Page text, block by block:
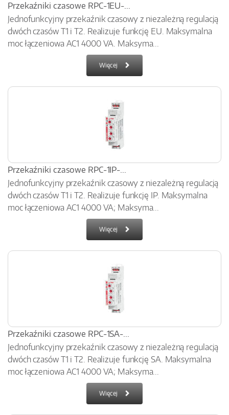
Przekaźniki czasowe RPC-1EU-...
Jednofunkcyjny przekaźnik czasowy z niezależną regulacją
dwóch czasów T1 i T2. Realizuje funkcję EU. Maksymalna
moc łączeniowa AC1 4000 VA. Maksyma...
Więcej
Przekaźniki czasowe RPC-1IP-...
Jednofunkcyjny przekaźnik czasowy z niezależną regulacją
dwóch czasów T1 i T2. Realizuje funkcję IP. Maksymalna
moc łączeniowa AC1 4000 VA; Maksyma...
Więcej
Przekaźniki czasowe RPC-1SA-...
Jednofunkcyjny przekaźnik czasowy z niezależną regulacją
dwóch czasów T1 i T2. Realizuje funkcję SA. Maksymalna
moc łączeniowa AC1 4000 VA; Maksyma...
Więcej